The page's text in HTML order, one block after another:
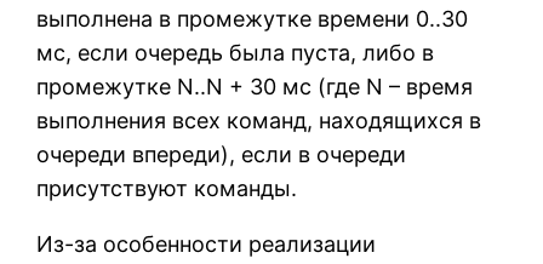
выполнена в промежутке времени 0..30
мс, если очередь была пуста, либо в
промежутке N..N + 30 мс (где N – время
выполнения всех команд, находящихся в
очереди впереди), если в очереди
присутствуют команды.
Из-за особенности реализации